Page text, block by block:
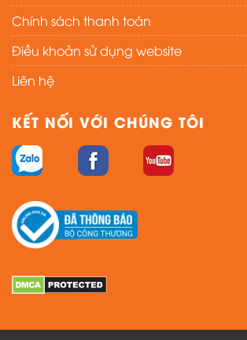
Chính sách thanh toán
Điều khoản sử dụng website
Liên hệ
KẾT NỐI VỚI CHÚNG TÔI